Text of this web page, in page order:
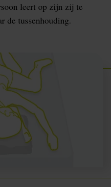
leert op zijn zij te
de tussenhouding.